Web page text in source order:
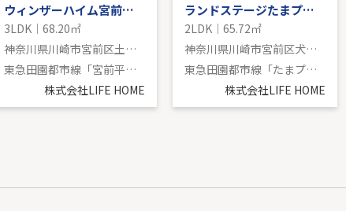
ウィンザーハイム宮前平第二
3LDK｜68.20㎡
神奈川県川崎市宮前区土橋１丁目
東急田園都市線「宮前平」駅 徒歩3分
株式会社LIFE HOME
ランドステージたまプラーザⅠ
2LDK｜65.72㎡
神奈川県川崎市宮前区犬蔵２丁目
東急田園都市線「たまプラーザ」駅 徒歩16分
株式会社LIFE HOME